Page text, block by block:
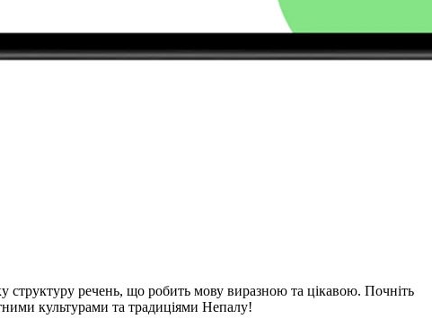
структуру речень, що робить мову виразною та цікавою. Почніть
культурами та традиціями Непалу!